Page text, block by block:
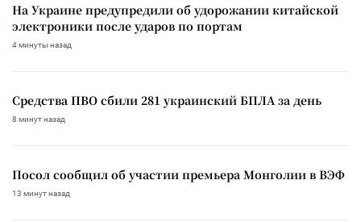
На Украине предупредили об удорожании китайской
электроники после ударов по портам
4 минуты назад
Средства ПВО сбили 281 украинский БПЛА за день
8 минут назад
Посол сообщил об участии премьера Монголии в ВЭФ
13 минут назад